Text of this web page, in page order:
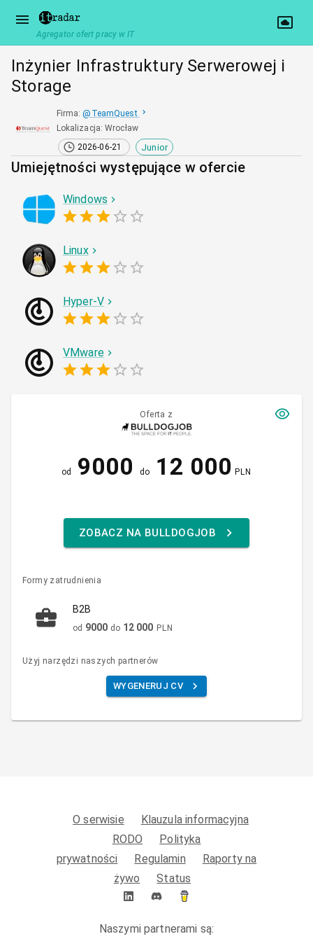
Agregator ofert pracy w IT
Inżynier Infrastruktury Serwerowej i
Storage
Firma: @ TeamQuest
Lokalizacja:Wrocław
2026-06-21
Junior
Umiejętności występujące w ofercie
Windows
Linux
Hyper-V
VMware
Oferta z
od 9000 do 12 000 PLN
ZOBACZ NA BULLDOGJOB
Formy zatrudnienia
B2B
od 9000 do 12 000 PLN
Użyj narzędzi naszych partnerów
WYGENERUJ CV
O serwisie
Klauzula informacyjna
RODO
Polityka
prywatności
Regulamin
Raporty na
żywo
Status
Naszymi partnerami są: